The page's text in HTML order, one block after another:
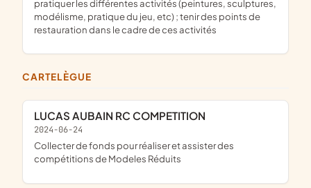
pratiquer les différentes activités (peintures, sculptures,
modélisme, pratique du jeu, etc) ; tenir des points de
restauration dans le cadre de ces activités
CARTELÈGUE
LUCAS AUBAIN RC COMPETITION
2024-06-24
collecter de fonds pour réaliser et assister des
compétitions de Modeles Réduits